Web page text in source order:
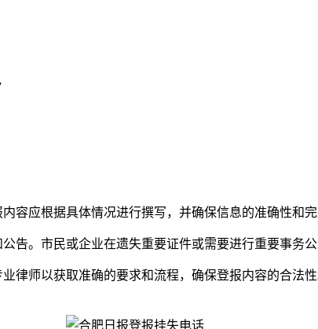
容应根据具体情况进行撰写，并确保信息的准确性和完
告。市民或企业在遗失重要证件或需要进行重要事务
律师以获取准确的要求和流程，确保登报内容的合法